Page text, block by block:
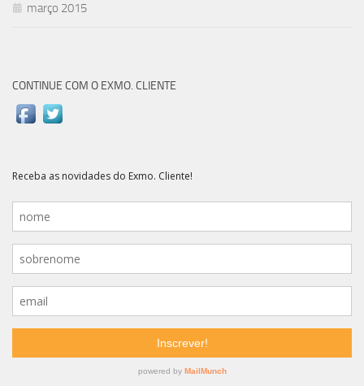
março 2015
CONTINUE COM O EXMO. CLIENTE